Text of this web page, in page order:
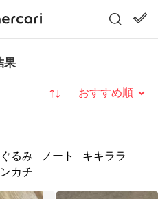
果
並び替え
るみ ノート
キキララ
カチ